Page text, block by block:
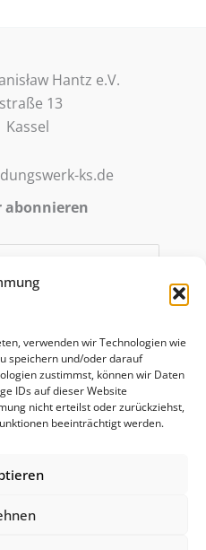
verwenden wir Technologien wie
speichern und/oder darauf
zustimmst, können wir Daten
IDs auf dieser Website
nicht erteilst oder zurückziehst,
beeinträchtigt werden.
Hantz e.V.
13
Kassel
ks.de
abonnieren
des abonnierten E-Mail-
Anmeldung ist freiwillig
werden.